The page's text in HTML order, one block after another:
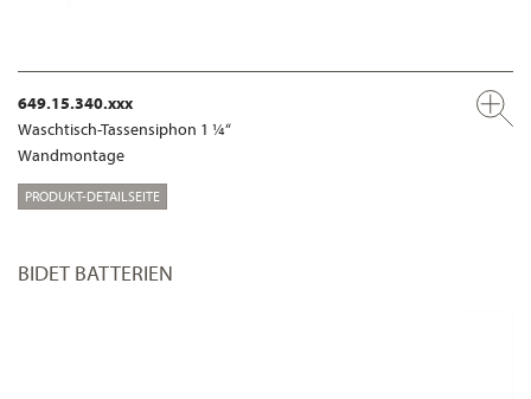
649.15.340.xxx
Waschtisch-Tassensiphon 1 ¼“
Wandmontage
PRODUKT-DETAILSEITE
BIDET BATTERIEN